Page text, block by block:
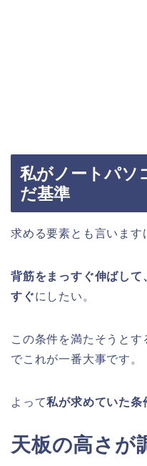
私がノートパソ
だ基準
求める要素とも言います
背筋をまっすぐ伸ばし
すぐにしたい。
この条件を満たそうと
でこれが一番大事です。
よって私が求めていた条
天板の高さが